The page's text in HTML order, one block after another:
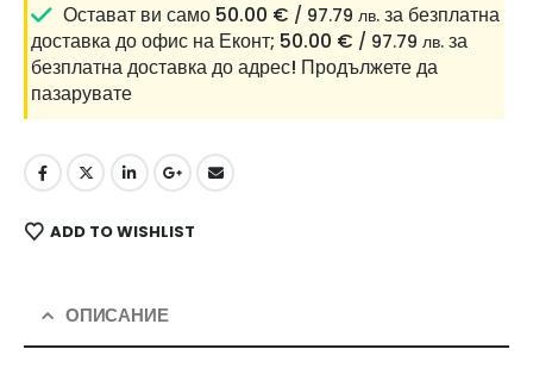
Остават ви само 50.00 € / 97.79 лв. за безплатна
доставка до офис на Еконт; 50.00 € / 97.79 лв. за
безплатна доставка до адрес! Продължете да
пазарувате
ADD TO WISHLIST
ОПИСАНИЕ